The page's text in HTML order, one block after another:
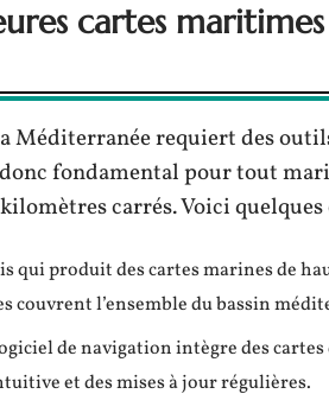
cartes
Méditerranée requiert des
fondamental pour tout
carrés. Voici
qui produit des cartes marines de
couvrent l’ensemble du bassin
de navigation intègre des
et des mises à jour régulières.